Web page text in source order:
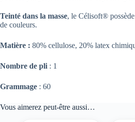
Teinté dans la masse, le Célisoft®
de couleurs.
Matière : 80% cellulose, 20% latex
Nombre de pli : 1
Grammage : 60
Vous aimerez peut-être aussi…